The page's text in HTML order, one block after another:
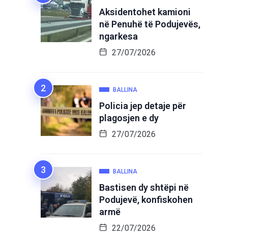
Aksidentohet kamioni
në Penuhë të Podujevës,
ngarkesa
27/07/2026
BALLINA
Policia jep detaje për
plagosjen e dy
27/07/2026
BALLINA
Bastisen dy shtëpi në
Podujevë, konfiskohen
armë
22/07/2026